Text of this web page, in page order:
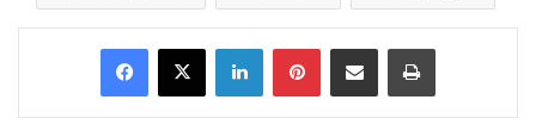
Facebook
X LinkedInPinterestShare via Email Print